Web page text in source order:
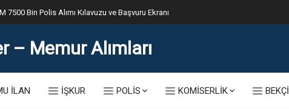
7500 Bin Polis Alımı Kılavuzu ve Başvuru Ekranı
İLAN İŞKUR POLİS KOMİSERLİK BEKÇİ